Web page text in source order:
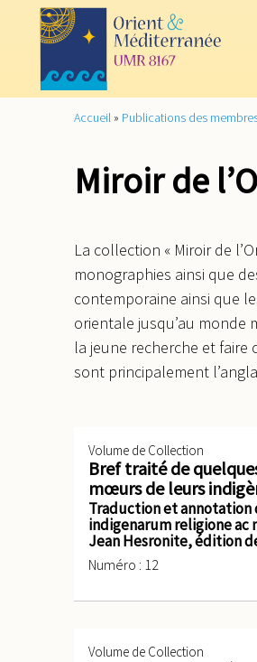
Accueil » Publications des
Miroir de
La collection « Miroir de
monographies ainsi que
contemporaine ainsi que
orientale jusqu’au monde
la jeune recherche et
sont principalement
Volume de Collection
Bref traité de
mœurs de leurs
Traduction et annotation
indigenarum religione
Jean Hesronite, édition
Numéro : 12
Volume de Collection